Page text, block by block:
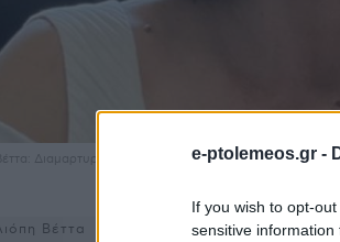
e-ptolemeos.gr -
If you wish to opt-
sensitive
Διαμαρτυρία για την κατάργηση κριτηρίου
Βέττα Μαυροπηγή